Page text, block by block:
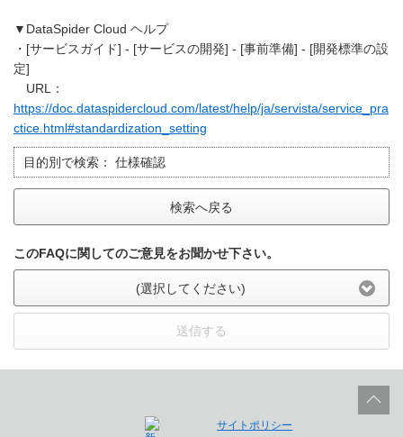
▼DataSpider Cloud ヘルプ
・[サービスガイド] - [サービスの開発] - [事前準備] - [開発標準の設
定]
URL：
https://doc.dataspidercloud.com/latest/help/ja/servista/service_pra
ctice.html#standardization_setting
目的別で検索： 仕様確認
検索へ戻る
このFAQに関してのご意見をお聞かせ下さい。
(選択してください)
送信する
サイトポリシー